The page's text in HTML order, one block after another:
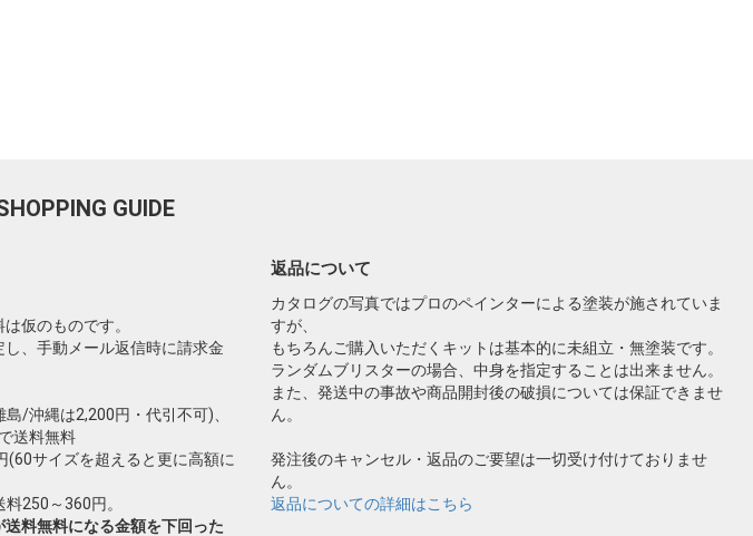
GUIDE
仮のものです。
、手動メール返信時に請求金
/沖縄は2,200円・代引不可)、
送料無料
(60サイズを超えると更に高額に
250～360円。
料無料になる金額を下回った
返品について
カタログの写真ではプロのペインターによる塗装が施されていま
すが、
もちろんご購入いただくキットは基本的に未組立・無塗装です。
ランダムブリスターの場合、中身を指定することは出来ません。
また、発送中の事故や商品開封後の破損については保証できませ
ん。
発注後のキャンセル・返品のご要望は一切受け付けておりませ
ん。
返品についての詳細はこちら